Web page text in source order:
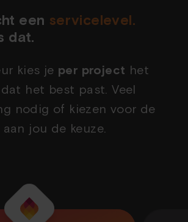
een servicelevel.
dat.
kies je per project het
het best past. Veel
nodig of kiezen voor de
jou de keuze.